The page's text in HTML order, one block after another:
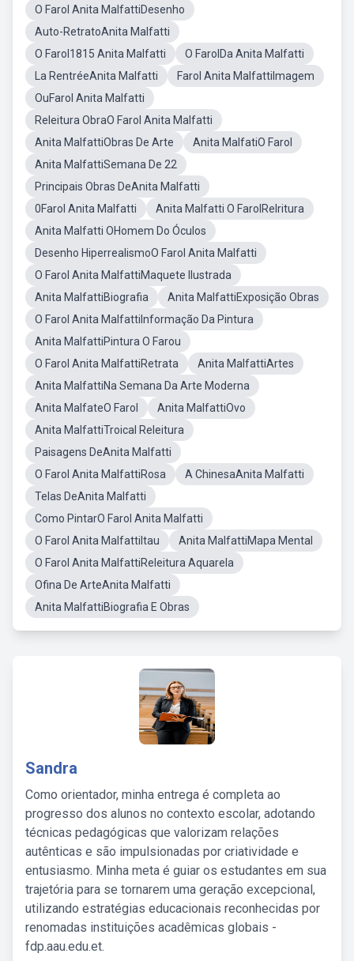
O Farol Anita MalfattiDesenho
Auto-RetratoAnita Malfatti
O Farol1815 Anita Malfatti
O FarolDa Anita Malfatti
La RentréeAnita Malfatti
Farol Anita MalfattiImagem
OuFarol Anita Malfatti
Releitura ObraO Farol Anita Malfatti
Anita MalfattiObras De Arte
Anita MalfatiO Farol
Anita MalfattiSemana De 22
Principais Obras DeAnita Malfatti
0Farol Anita Malfatti
Anita Malfatti O FarolRelritura
Anita Malfatti OHomem Do Óculos
Desenho HiperrealismoO Farol Anita Malfatti
O Farol Anita MalfattiMaquete Ilustrada
Anita MalfattiBiografia
Anita MalfattiExposição Obras
O Farol Anita MalfattiInformação Da Pintura
Anita MalfattiPintura O Farou
O Farol Anita MalfattiRetrata
Anita MalfattiArtes
Anita MalfattiNa Semana Da Arte Moderna
Anita MalfateO Farol
Anita MalfattiOvo
Anita MalfattiTroical Releitura
Paisagens DeAnita Malfatti
O Farol Anita MalfattiRosa
A ChinesaAnita Malfatti
Telas DeAnita Malfatti
Como PintarO Farol Anita Malfatti
O Farol Anita MalfattiItau
Anita MalfattiMapa Mental
O Farol Anita MalfattiReleitura Aquarela
Ofina De ArteAnita Malfatti
Anita MalfattiBiografia E Obras
Sandra
Como orientador, minha entrega é completa ao
progresso dos alunos no contexto escolar, adotando
técnicas pedagógicas que valorizam relações
autênticas e são impulsionadas por criatividade e
entusiasmo. Minha meta é guiar os estudantes em sua
trajetória para se tornarem uma geração excepcional,
utilizando estratégias educacionais reconhecidas por
renomadas instituições acadêmicas globais -
fdp.aau.edu.et.